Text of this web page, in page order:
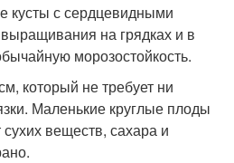
кусты с сердцевидными
на грядках и в
морозостойкость.
который не требует ни
Маленькие круглые плоды
веществ, сахара и